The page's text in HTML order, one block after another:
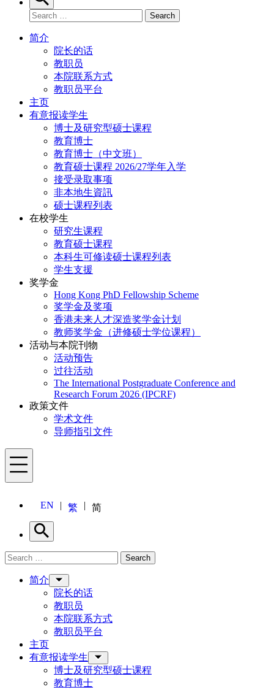
Search for: Search
简介
院长的话
教职员
本院联系方式
教职员平台
主页
有意报读学生
博士及研究型硕士课程
教育博士
教育博士（中文班）
教育硕士课程 2026/27学年入学
接受录取事项
非本地生資訊
硕士课程列表
在校学生
研究生课程
教育硕士课程
本科生可修读硕士课程列表
学生支援
奖学金
Hong Kong PhD Fellowship Scheme
奖学金及奖项
香港未来人才深造奖学金计划
教师奖学金（进修硕士学位课程）
活动与本院刊物
活动预告
过往活动
The International Postgraduate Conference and
Research Forum 2026 (IPCRF)
政策文件
学术文件
导师指引文件
Menu
EN 繁 简
Search
Search for: Search
简介
院长的话
教职员
本院联系方式
教职员平台
主页
有意报读学生
博士及研究型硕士课程
教育博士